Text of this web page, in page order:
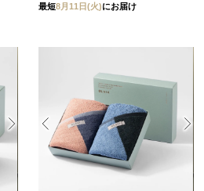
最短8月11日(火)にお届け